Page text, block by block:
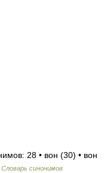
28 • вон (30) • вон
Словарь синонимов